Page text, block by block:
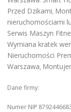
Przed Dzikami,
nieruchomościami
Serwis Maszyn
Wymiana kratek
Nieruchomości
Warszawa,
Dane firmy:
Numer NIP